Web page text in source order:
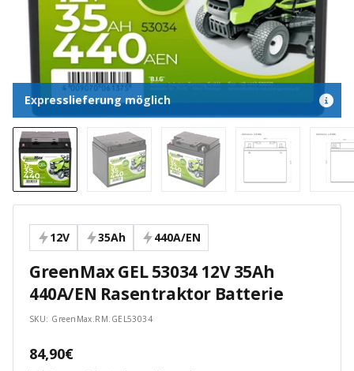
Expresslieferung möglich
12V 35Ah 440A/EN
GreenMax GEL 53034 12V 35Ah
440A/EN Rasentraktor Batterie
SKU: GreenMax.RM.GEL53034
Angebotspreis
84,90€